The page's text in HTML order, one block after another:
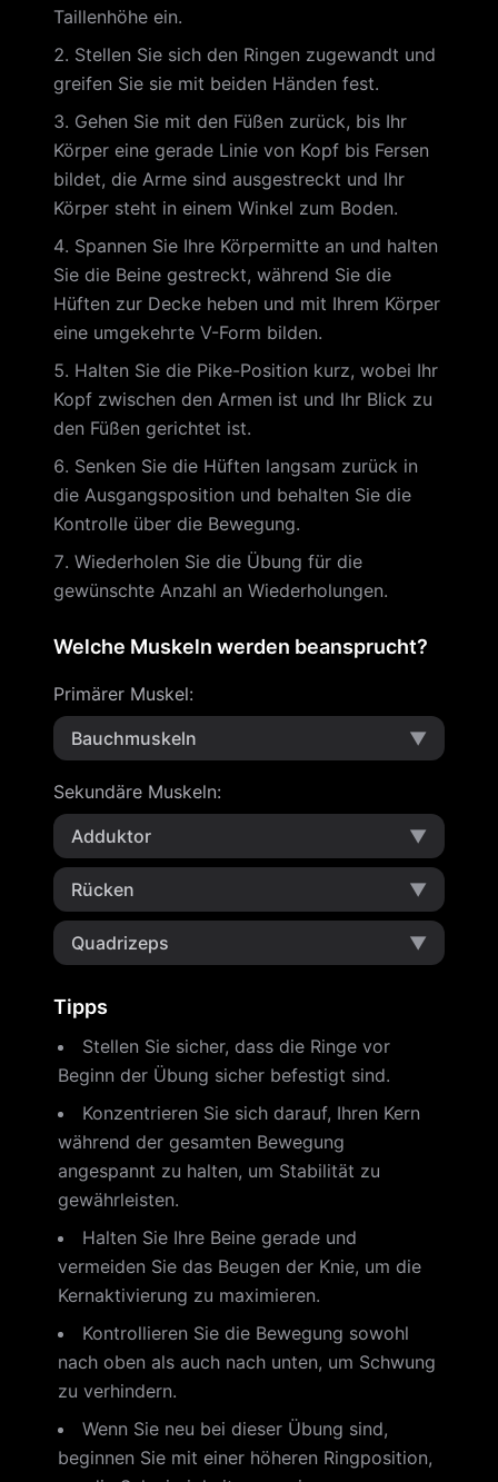
Taillenhöhe ein.
Stellen Sie sich den Ringen zugewandt und
greifen Sie sie mit beiden Händen fest.
Gehen Sie mit den Füßen zurück, bis Ihr
Körper eine gerade Linie von Kopf bis Fersen
bildet, die Arme sind ausgestreckt und Ihr
Körper steht in einem Winkel zum Boden.
Spannen Sie Ihre Körpermitte an und halten
Sie die Beine gestreckt, während Sie die
Hüften zur Decke heben und mit Ihrem Körper
eine umgekehrte V-Form bilden.
Halten Sie die Pike-Position kurz, wobei Ihr
Kopf zwischen den Armen ist und Ihr Blick zu
den Füßen gerichtet ist.
Senken Sie die Hüften langsam zurück in
die Ausgangsposition und behalten Sie die
Kontrolle über die Bewegung.
Wiederholen Sie die Übung für die
gewünschte Anzahl an Wiederholungen.
Welche Muskeln werden beansprucht?
Primärer Muskel:
Bauchmuskeln
▼
Sekundäre Muskeln:
Adduktor
▼
Rücken ▼
Quadrizeps ▼
Tipps
Stellen Sie sicher, dass die Ringe vor
Beginn der Übung sicher befestigt sind.
Konzentrieren Sie sich darauf, Ihren Kern
während der gesamten Bewegung
angespannt zu halten, um Stabilität zu
gewährleisten.
Halten Sie Ihre Beine gerade und
vermeiden Sie das Beugen der Knie, um die
Kernaktivierung zu maximieren.
Kontrollieren Sie die Bewegung sowohl
nach oben als auch nach unten, um Schwung
zu verhindern.
Wenn Sie neu bei dieser Übung sind,
beginnen Sie mit einer höheren Ringposition,